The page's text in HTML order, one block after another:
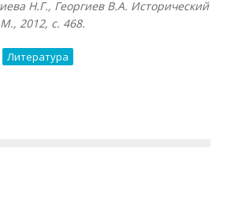
Н.Г., Георгиев В.А. Исторический
2012, с. 468.
Литература